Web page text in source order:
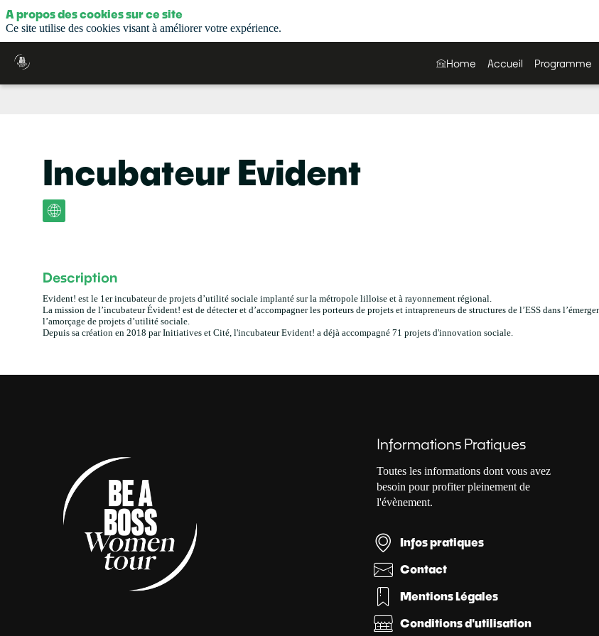
Home Accueil Programme
Incubateur Evident
Description
Evident! est le 1er incubateur de projets d’utilité sociale implanté sur la métropole lilloise et à rayonnement régional.
La mission de l’incubateur Évident! est de détecter et d’accompagner les porteurs de projets et intrapreneurs de structures de l’ESS dans
l’amorçage de projets d’utilité sociale.
Depuis sa création en 2018 par Initiatives et Cité, l'incubateur Evident! a déjà accompagné 71 projets d'innovation sociale.
Informations Pratiques
Toutes les informations dont vous avez
besoin pour profiter pleinement de
l'évènement.
Infos pratiques
Contact
Mentions Légales
Conditions d'utilisation
A propos des cookies sur ce site
Ce site utilise des cookies visant à améliorer votre expérience.